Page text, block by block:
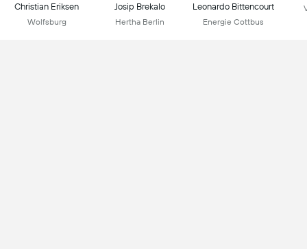
Christian Eriksen
Wolfsburg
Josip Brekalo
Hertha Berlin
Leonardo Bittencourt
Energie Cottbus